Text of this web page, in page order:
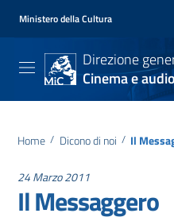
Ministero della Cultura
Direzione
Cinema e
Home / Dicono di noi / Il
24 Marzo 2011
Il Messaggero